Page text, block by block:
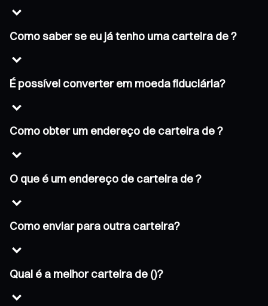
Como saber se eu já tenho uma carteira de ?
É possível converter em moeda fiduciária?
Como obter um endereço de carteira de ?
O que é um endereço de carteira de ?
Como enviar para outra carteira?
Qual é a melhor carteira de ()?